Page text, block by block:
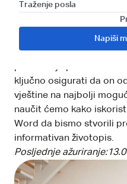
Traženje posla
Napiši
za izradu
životopisa
U današnjem
ključno osigurati da on
vještine na najbolji
naučit ćemo kako
Word da bismo stvorili
informativan životopis.
Posljednje ažuriranje: